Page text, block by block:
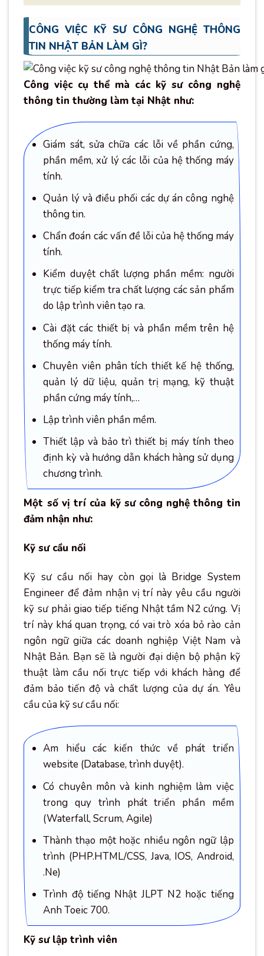
CÔNG VIỆC KỸ SƯ CÔNG NGHỆ THÔNG
TIN NHẬT BẢN LÀM GÌ?
Công việc cụ thể mà các kỹ sư công nghệ
thông tin thường làm tại Nhật như:
Giám sát, sửa chữa các lỗi về phần cứng,
phần mềm, xử lý các lỗi của hệ thống máy
tính.
Quản lý và điều phối các dự án công nghệ
thông tin.
Chẩn đoán các vấn đề lỗi của hệ thống máy
tính.
Kiểm duyệt chất lượng phần mềm: người
trực tiếp kiểm tra chất lượng các sản phẩm
do lập trình viên tạo ra.
Cài đặt các thiết bị và phần mềm trên hệ
thống máy tính.
Chuyên viên phân tích thiết kế hệ thống,
quản lý dữ liệu, quản trị mạng, kỹ thuật
phần cứng máy tính,…
Lập trình viên phần mềm.
Thiết lập và bảo trì thiết bị máy tính theo
định kỳ và hướng dẫn khách hàng sử dụng
chương trình.
Một số vị trí của kỹ sư công nghệ thông tin
đảm nhận như:
Kỹ sư cầu nối
Kỹ sư cầu nối hay còn gọi là Bridge System
Engineer để đảm nhận vị trí này yêu cầu người
kỹ sư phải giao tiếp tiếng Nhật tầm N2 cứng. Vị
trí này khá quan trọng, có vai trò xóa bỏ rào cản
ngôn ngữ giữa các doanh nghiệp Việt Nam và
Nhật Bản. Bạn sẽ là người đại diện bộ phận kỹ
thuật làm cầu nối trực tiếp với khách hàng để
đảm bảo tiến độ và chất lượng của dự án. Yêu
cầu của kỹ sư cầu nối:
Am hiểu các kiến thức về phát triển
website (Database, trình duyệt).
Có chuyên môn và kinh nghiệm làm việc
trong quy trình phát triển phần mềm
(Waterfall, Scrum, Agile)
Thành thạo một hoặc nhiều ngôn ngữ lập
trình (PHP.HTML/CSS, Java, IOS, Android,
.Ne)
Trình độ tiếng Nhật JLPT N2 hoặc tiếng
Anh Toeic 700.
Kỹ sư lập trình viên